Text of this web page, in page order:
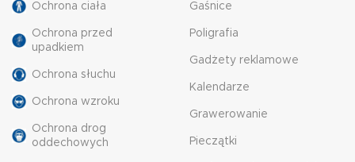
Ochrona ciała
Ochrona przed
upadkiem
Ochrona słuchu
Ochrona wzroku
Ochrona drog
oddechowych
Gaśnice
Poligrafia
Gadżety reklamowe
Kalendarze
Grawerowanie
Pieczątki